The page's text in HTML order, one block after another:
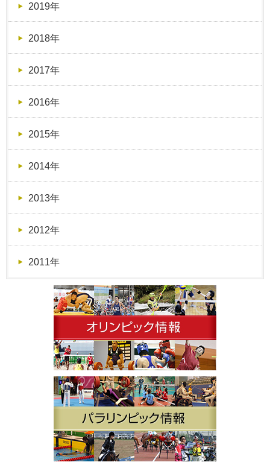
2019年
2018年
2017年
2016年
2015年
2014年
2013年
2012年
2011年